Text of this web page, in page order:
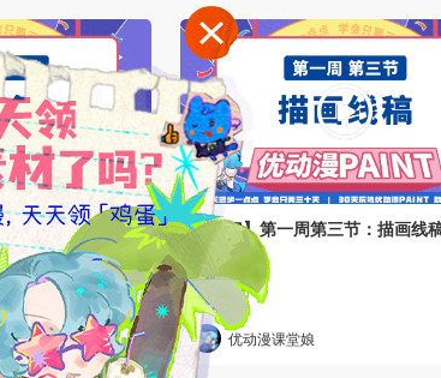
03:05
铺底色
免费
【入门】第一周第三节：描画线
1.3万
优动漫课堂娘